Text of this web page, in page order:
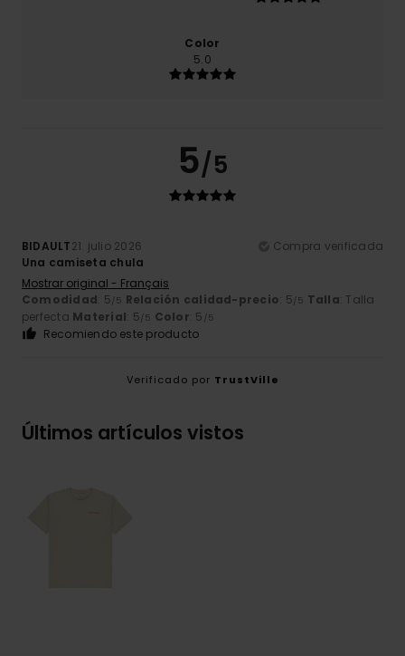
Color
5.0
5/5
BIDAULT21. julio 2026
Compra verificada
Una camiseta chula
Mostrar original - Français
Comodidad: 5/5 Relación calidad-precio: 5/5 Talla: Talla
perfecta Material: 5/5 Color: 5 /5
Recomiendo este producto
Verificado por TrustVille
Últimos artículos vistos